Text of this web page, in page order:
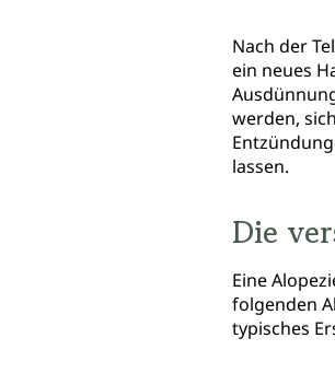
Nach der
ein neues
werden,
lassen.
Die
Eine
folgenden
typisches